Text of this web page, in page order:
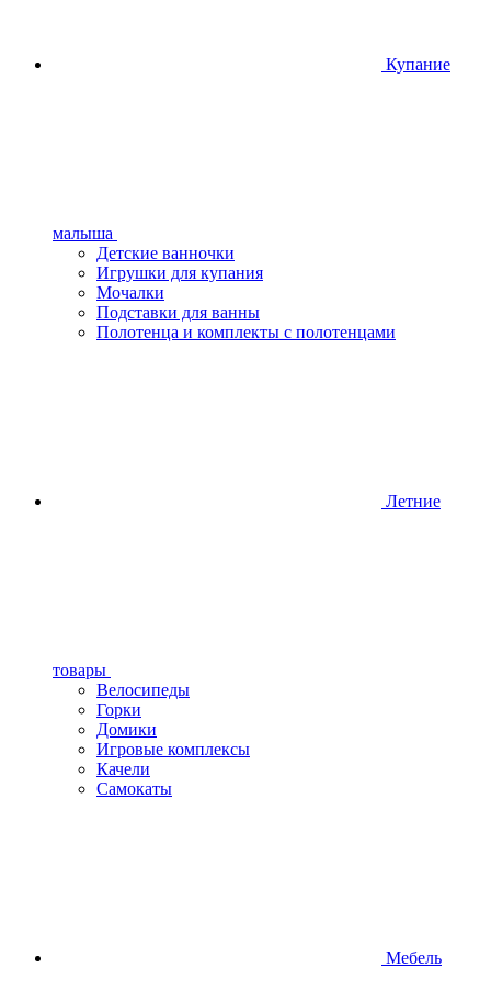
Купание
малыша
Детские ванночки
Игрушки для купания
Мочалки
Подставки для ванны
Полотенца и комплекты с полотенцами
Летние
товары
Велосипеды
Горки
Домики
Игровые комплексы
Качели
Самокаты
Мебель